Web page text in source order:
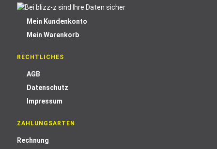
Mein Kundenkonto
Mein Warenkorb
RECHTLICHES
AGB
Datenschutz
Impressum
ZAHLUNGSARTEN
Rechnung